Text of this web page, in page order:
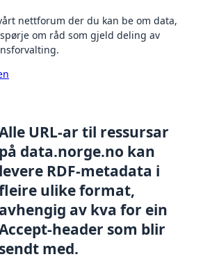
nettforum der du kan be om data,
om råd som gjeld deling av
URL-ar til ressursar
på data.norge.no kan
levere RDF-metadata i
ulike format,
avhengig av kva for ein
header som blir
sendt med.